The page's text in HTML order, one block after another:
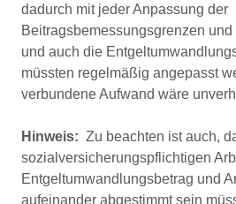
dadurch mit jeder Anpassung der
Beitragsbemessungsgrenzen
und auch die
müssten regelmäßig angepasst
verbundene Aufwand wäre
Hinweis: Zu beachten ist auch,
sozialversicherungspflichtigen
Entgeltumwandlungsbetrag und
aufeinander abgestimmt sein